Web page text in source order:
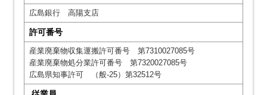
広島銀行 高陽支店
許可番号
産業廃棄物収集運搬許可番号 第7310027085号
産業廃棄物処分業許可番号 第7320027085号
広島県知事許可 （般-25）第32512号